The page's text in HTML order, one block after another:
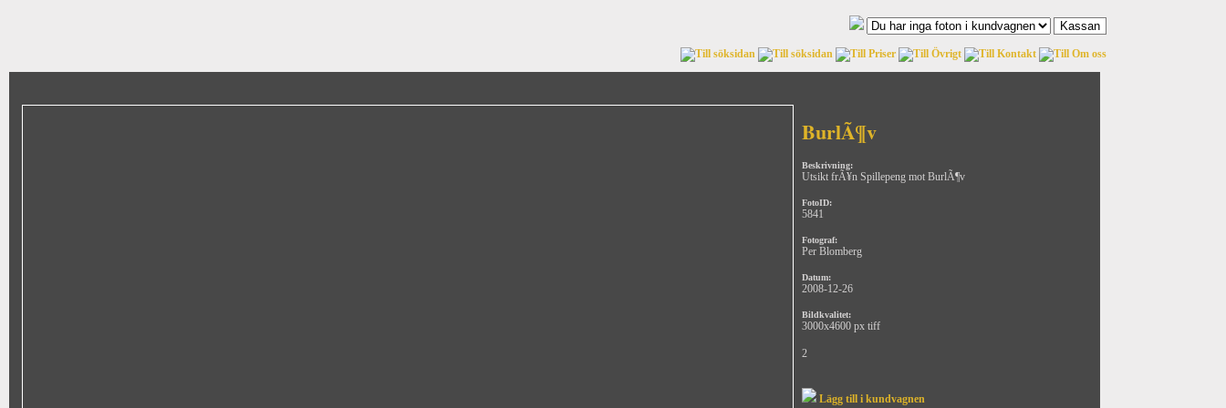
BurlÃ¶v
Beskrivning:
Utsikt frÃ¥n Spillepeng mot BurlÃ¶v
FotoID:
5841
Fotograf:
Per Blomberg
Datum:
2008-12-26
Bildkvalitet:
3000x4600 px tiff
2
Lägg till i kundvagnen